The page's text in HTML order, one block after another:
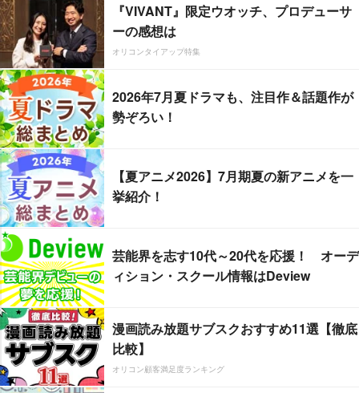
『VIVANT』限定ウオッチ、プロデューサ
ーの感想は
オリコンタイアップ特集
2026年7月夏ドラマも、注目作＆話題作が
勢ぞろい！
【夏アニメ2026】7月期夏の新アニメを一
挙紹介！
芸能界を志す10代～20代を応援！ オーデ
ィション・スクール情報はDeview
漫画読み放題サブスクおすすめ11選【徹底
比較】
オリコン顧客満足度ランキング